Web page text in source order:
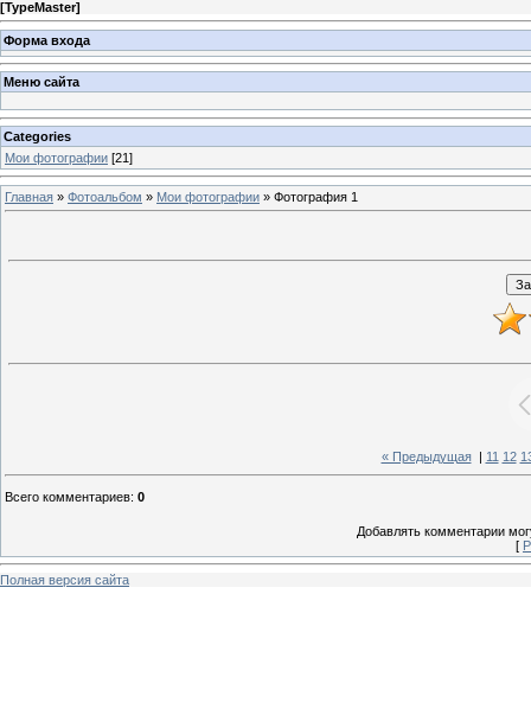
[TypeMaster]
Форма входа
Меню сайта
Categories
Мои фотографии [21]
Главная » Фотоальбом » Мои фотографии » Фотография 1
« Предыдущая| 11 12
Всего комментариев: 0
Добавлять комментарии
[
Полная версия сайта